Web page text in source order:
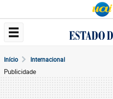
Início Internacional
Publicidade